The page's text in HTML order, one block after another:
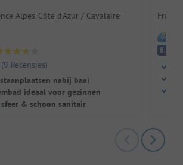
Alpes-Côte d'Azur / Cavalaire-
(9 Recensies)
nabij baai
ideaal voor gezinnen
& schoon sanitair
8.5